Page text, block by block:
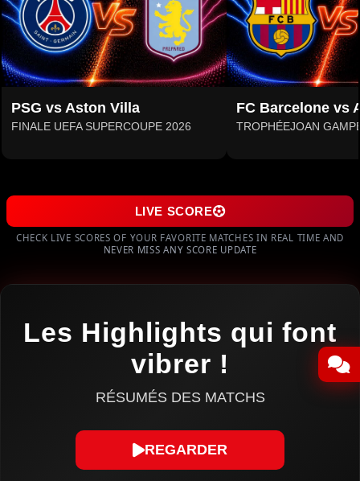
PSG vs Aston Villa
FINALE UEFA SUPERCOUPE 2026
FC Barcelone vs
TROPHÉEJOAN
LIVE SCORE
CHECK LIVE SCORES OF YOUR FAVORITE MATCHES IN REAL TIME AND
NEVER MISS ANY SCORE UPDATE
Les Highlights qui font
vibrer !
RÉSUMÉS DES MATCHS
REGARDER